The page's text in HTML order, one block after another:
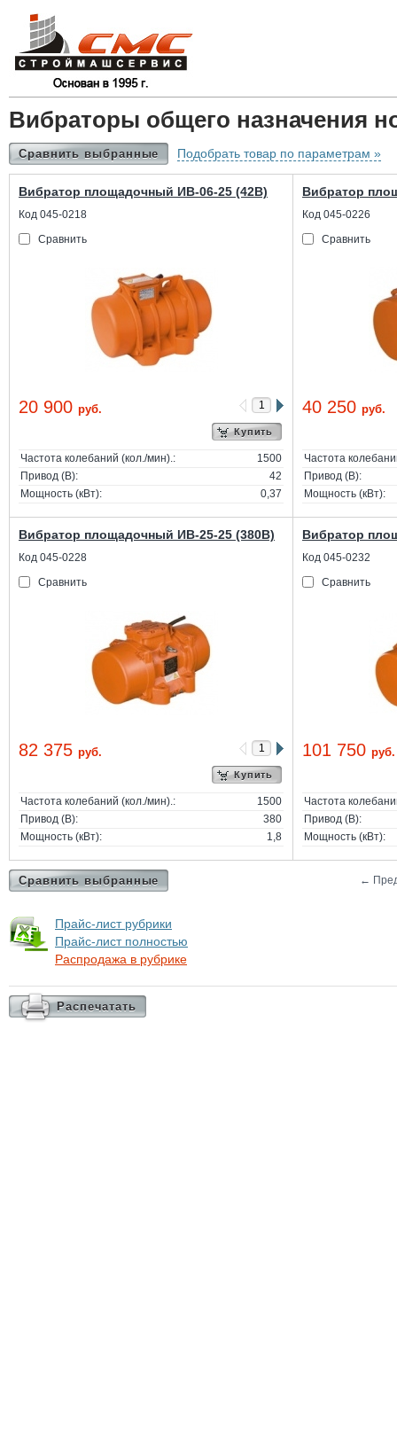
Вибраторы общего назначения
Сравнить выбранные Подобрать товар по параметрам »
Вибратор площадочный ИВ-06-25 (42В)
Код 045-0218
Сравнить
20 900 руб.
Купить
Частота колебаний (кол./мин).:
1500
Привод (В):
42
Мощность (кВт):
0,37
Вибратор
Код 045-0226
Сравнить
40 250 руб.
Частота
Привод (В):
Мощность (кВт):
Вибратор площадочный ИВ-25-25 (380В)
Код 045-0228
Сравнить
82 375 руб.
Купить
Частота колебаний (кол./мин).:
1500
Привод (В):
380
Мощность (кВт):
1,8
Вибратор
Код 045-0232
Сравнить
101 750 руб.
Частота
Привод (В):
Мощность (кВт):
Сравнить выбранные ←
Прайс-лист рубрики
Прайс-лист полностью
Распродажа в рубрике
Распечатать